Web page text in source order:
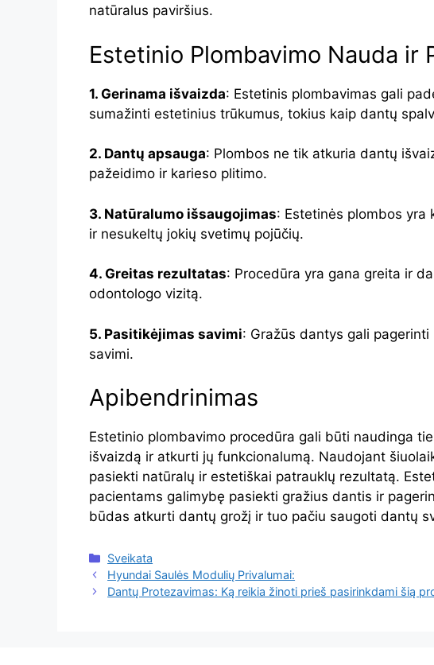
natūralus paviršius.
Estetinio Plombavimo Nauda ir
1. Gerinama išvaizda: Estetinis plombavimas gali
sumažinti estetinius trūkumus, tokius kaip dantų
2. Dantų apsauga: Plombos ne tik atkuria dantų
pažeidimo ir karieso plitimo.
3. Natūralumo išsaugojimas: Estetinės plombos yra
ir nesukeltų jokių svetimų pojūčių.
4. Greitas rezultatas: Procedūra yra gana greita ir
odontologo vizitą.
5. Pasitikėjimas savimi: Gražūs dantys gali
savimi.
Apibendrinimas
Estetinio plombavimo procedūra gali būti naudinga
išvaizdą ir atkurti jų funkcionalumą. Naudojant
pasiekti natūralų ir estetiškai patrauklų rezultatą.
pacientams galimybę pasiekti gražius dantis ir
būdas atkurti dantų grožį ir tuo pačiu saugoti dantų
Kategorijos
Sveikata
Hyundai Saulės Modulių Privalumai:
Dantų Protezavimas: Ką reikia žinoti prieš pasirinkdami šią